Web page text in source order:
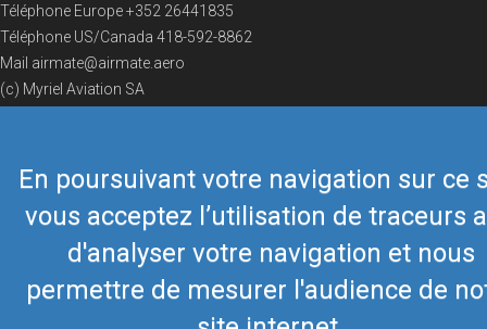
En poursuivant votre navigation sur ce
vous acceptez l’utilisation de traceurs
d'analyser votre navigation et nous
permettre de mesurer l'audience de
Téléphone Europe+352 26441835
Téléphone US/Canada 418-592-8862
Mail airmate@airmate.aero
(c) Myriel Aviation SA
© 2019 Airmate -Conditions d'utilisation- Vie privée Back to top